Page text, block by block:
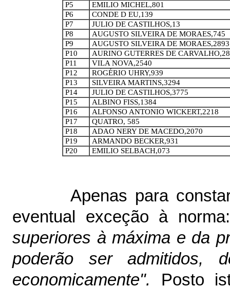
P5
EMILIO MICHEL,801
P6
CONDE D EU,139
P7
JULIO DE CASTILHOS,13
P8
AUGUSTO SILVEIRA DE MORAES,745
P9
AUGUSTO SILVEIRA DE MORAES,2893
P10
AURINO GUTERRES DE
P11
VILA NOVA,2540
P12
ROGÉRIO UHRY,939
P13
SILVEIRA MARTINS,3294
P14
JULIO DE CASTILHOS,3775
P15
ALBINO FISS,1384
P16
ALFONSO ANTONIO WICKERT,2218
P17
QUATRO, 585
P18
ADAO NERY DE MACEDO,2070
P19
ARMANDO BECKER,931
P20
EMILIO SELBACH,073
Apenas para
eventual exceção à
superiores à máxima e da
poderão ser admitidos,
economicamente". Posto